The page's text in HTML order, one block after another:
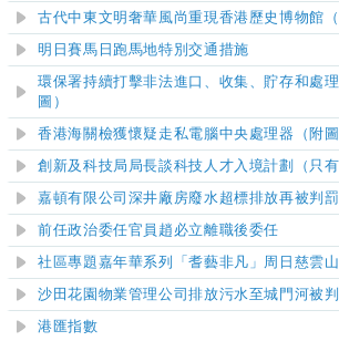
古代中東文明奢華風尚重現香港歷史博物館（
明日賽馬日跑馬地特別交通措施
環保署持續打擊非法進口、收集、貯存和處
圖）
香港海關檢獲懷疑走私電腦中央處理器（附圖
創新及科技局局長談科技人才入境計劃 （只
嘉頓有限公司深井廠房廢水超標排放再被判罰
前任政治委任官員趙必立離職後委任
社區專題嘉年華系列「耆藝非凡」周日慈雲山
沙田花園物業管理公司排放污水至城門河被
港匯指數